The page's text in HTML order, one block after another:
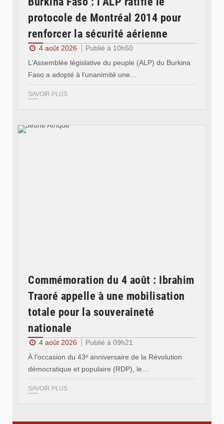
protocole de Montréal 2014 pour
renforcer la sécurité aérienne
4 août 2026
Publié à 10h50
L’Assemblée législative du peuple (ALP) du Burkina
Faso a adopté à l’unanimité une…
SAVOIR PLUS
Commémoration du 4 août : Ibrahim
Traoré appelle à une mobilisation
totale pour la souveraineté
nationale
4 août 2026
Publié à 09h21
À l’occasion du 43ᵉ anniversaire de la Révolution
démocratique et populaire (RDP), le…
SAVOIR PLUS